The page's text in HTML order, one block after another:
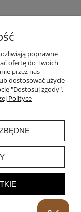
poprawne
ofertę do Twoich
przez nas
dostosować użycie
"Dostosuj zgody".
Polityce